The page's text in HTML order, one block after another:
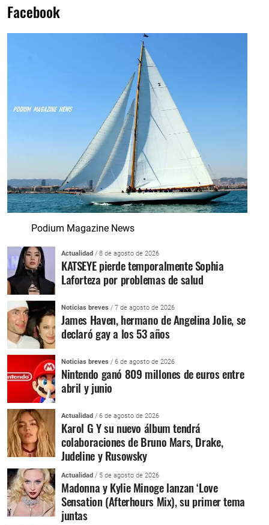
Facebook
Podium Magazine News
Actualidad / 8 de agosto de 2026
KATSEYE pierde temporalmente Sophia
Laforteza por problemas de salud
Noticias breves / 7 de agosto de 2026
James Haven, hermano de Angelina Jolie, se
declaró gay a los 53 años
Noticias breves / 6 de agosto de 2026
Nintendo ganó 809 millones de euros entre
abril y junio
Actualidad / 6 de agosto de 2026
Karol G Y su nuevo álbum tendrá
colaboraciones de Bruno Mars, Drake,
Judeline y Rusowsky
Actualidad / 5 de agosto de 2026
Madonna y Kylie Minoge lanzan ‘Love
Sensation (Afterhours Mix), su primer tema
juntas